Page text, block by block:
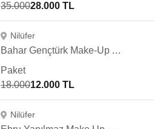
35.00028.000 TL
Nilüfer
Bahar Gençtürk Make-Up Artist
Paket
18.00012.000 TL
Nilüfer